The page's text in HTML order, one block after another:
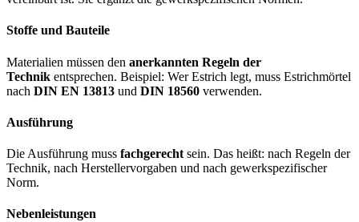
Stoffe und Bauteile
Materialien müssen den anerkannten Regeln der
Technik entsprechen. Beispiel: Wer Estrich legt, muss Estrichmörtel
nach DIN EN 13813 und DIN 18560 verwenden.
Ausführung
Die Ausführung muss fachgerecht sein. Das heißt: nach Regeln der
Technik, nach Herstellervorgaben und nach gewerkspezifischer
Norm.
Nebenleistungen